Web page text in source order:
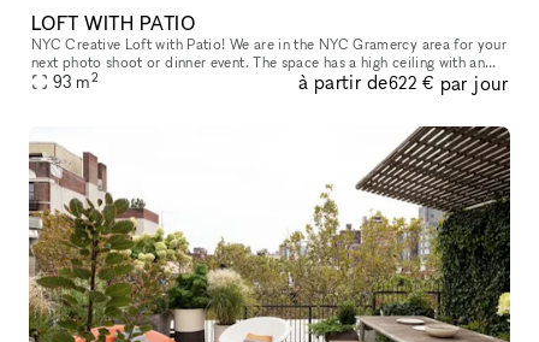
LOFT WITH PATIO
NYC Creative Loft with Patio! We are in the NYC Gramercy area for your
next photo shoot or dinner event. The space has a high ceiling with an
open modern kitchen - with a large fridge, and your dre
93 m2 à partir de622 € par jour